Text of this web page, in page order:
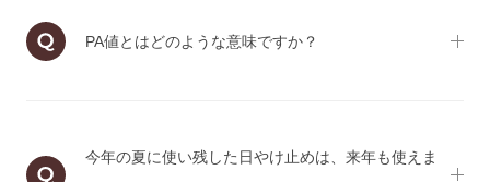
PA値とはどのような意味ですか？
今年の夏に使い残した日やけ止めは、来年も使えま